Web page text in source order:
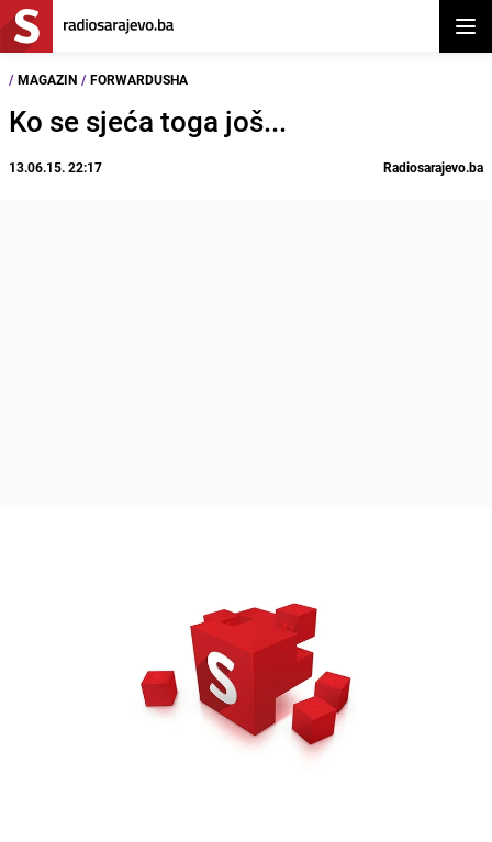
/ MAGAZIN / FORWARDUSHA
Ko se sjeća toga još...
13.06.15. 22:17 Radiosarajevo.ba